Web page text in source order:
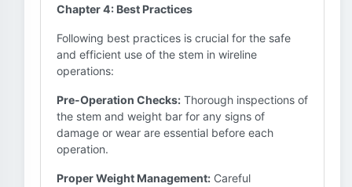
Chapter 4: Best Practices
Following best practices is crucial for the safe
and efficient use of the stem in wireline
operations:
Pre-Operation Checks: Thorough inspections of
the stem and weight bar for any signs of
damage or wear are essential before each
operation.
Proper Weight Management: Careful